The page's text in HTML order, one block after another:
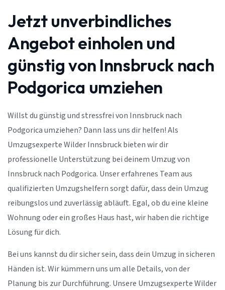
Jetzt unverbindliches
Angebot einholen und
günstig von Innsbruck nach
Podgorica umziehen
Willst du günstig und stressfrei von Innsbruck nach
Podgorica umziehen? Dann lass uns dir helfen! Als
Umzugsexperte Wilder Innsbruck bieten wir dir
professionelle Unterstützung bei deinem Umzug von
Innsbruck nach Podgorica. Unser erfahrenes Team aus
qualifizierten Umzugshelfern sorgt dafür, dass dein Umzug
reibungslos und zuverlässig abläuft. Egal, ob du eine kleine
Wohnung oder ein großes Haus hast, wir haben die richtige
Lösung für dich.
Bei uns kannst du dir sicher sein, dass dein Umzug in sicheren
Händen ist. Wir kümmern uns um alle Details, von der
Planung bis zur Durchführung. Unsere Umzugsexperte Wilder